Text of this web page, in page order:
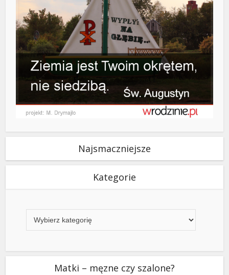
Najsmaczniejsze
Kategorie
Matki – męzne czy szalone?